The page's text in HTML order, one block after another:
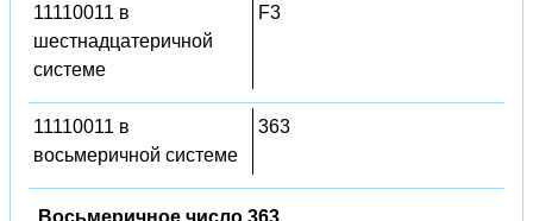
11110011 в
шестнадцатеричной
системе
F3
11110011 в
восьмеричной системе
363
Восьмеричное число 363